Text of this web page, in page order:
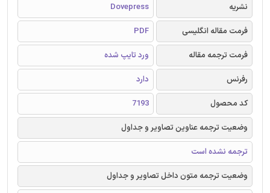
نشریه
Dovepress
فرمت مقاله انگلیسی
PDF
فرمت ترجمه مقاله
ورد تایپ شده
رفرنس
دارد
کد محصول
7193
وضعیت ترجمه عناوین تصاویر و جداول
ترجمه نشده است
وضعیت ترجمه متون داخل تصاویر و جداول